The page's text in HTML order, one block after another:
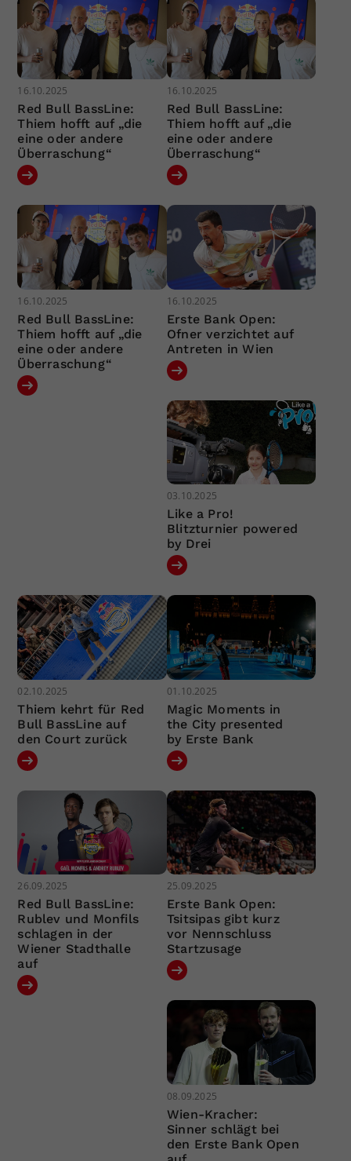
16.10.2025
Red Bull BassLine:
Thiem hofft auf „die
eine oder andere
Überraschung“
16.10.2025
Red Bull BassLine:
Thiem hofft auf „die
eine oder andere
Überraschung“
16.10.2025
Red Bull BassLine:
Thiem hofft auf „die
eine oder andere
Überraschung“
16.10.2025
Erste Bank Open:
Ofner verzichtet auf
Antreten in Wien
03.10.2025
Like a Pro!
Blitzturnier powered
by Drei
02.10.2025
Thiem kehrt für Red
Bull BassLine auf
den Court zurück
01.10.2025
Magic Moments in
the City presented
by Erste Bank
26.09.2025
Red Bull BassLine:
Rublev und Monfils
schlagen in der
Wiener Stadthalle
auf
25.09.2025
Erste Bank Open:
Tsitsipas gibt kurz
vor Nennschluss
Startzusage
08.09.2025
Wien-Kracher:
Sinner schlägt bei
den Erste Bank Open